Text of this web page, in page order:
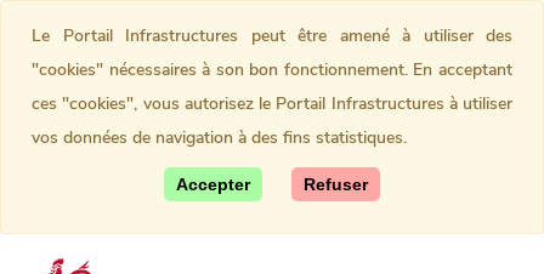
Le Portail Infrastructures peut être amené à utiliser des
"cookies" nécessaires à son bon fonctionnement. En acceptant
ces "cookies", vous autorisez le Portail Infrastructures à utiliser
vos données de navigation à des fins statistiques.
Accepter Refuser